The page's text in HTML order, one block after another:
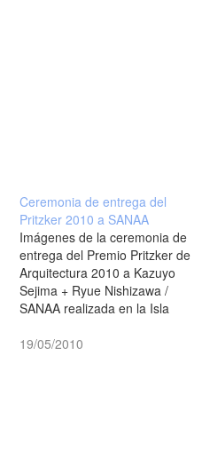
Ceremonia de entrega del
Pritzker 2010 a SANAA
Imágenes de la ceremonia de
entrega del Premio Pritzker de
Arquitectura 2010 a Kazuyo
Sejima + Ryue Nishizawa /
SANAA realizada en la Isla
[Plataforma Arquitectura]
19/05/2010